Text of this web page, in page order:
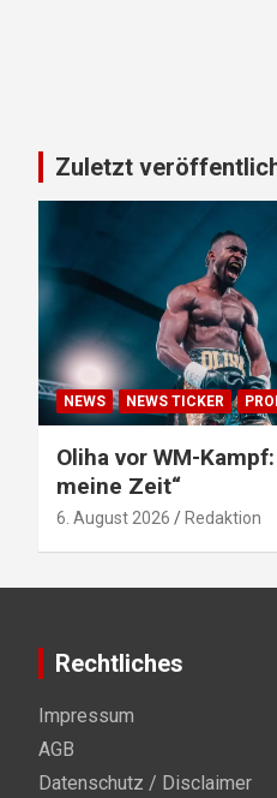
Zuletzt
NEWS NEWS TICKER
Oliha vor WM-
meine Zeit“
6. August 2026 Redaktion
Rechtliches
Impressum
AGB
Datenschutz / Disclaimer